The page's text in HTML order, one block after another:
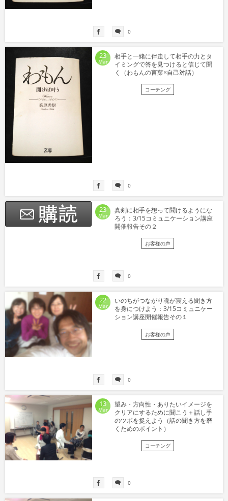
0
23
Mar
相手と一緒に伴走して相手の力とタ
イミングで答を見つけると信じて聞
く（わもんの言葉×自己対話）
コーチング
0
23
Mar
真剣に相手を想って聞けるようにな
ろう：3/15コミュニケーション講座
開催報告その２
お客様の声
0
22
Mar
いのちがつながり魂が震える聞き方
を身につけよう：3/15コミュニケー
ション講座開催報告その１
お客様の声
0
13
Mar
望み・方向性・ありたいイメージを
クリアにするために聞こう＋話し手
のツボを捉えよう（話の聞き方を磨
くためのポイント）
コーチング
0